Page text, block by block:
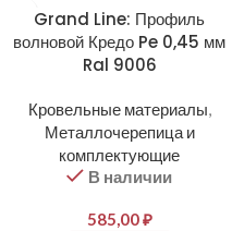
Grand Line: Профиль
волновой Кредо Pe 0,45 мм
Ral 9006
Кровельные материалы,
Металлочерепица и
комплектующие
В наличии
585,00₽